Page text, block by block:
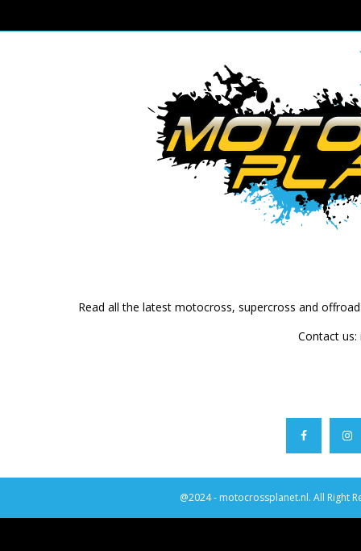
Read all the latest motocross, supercross and
Contact us:
@2024 - motocrossplanet.nl. All Right